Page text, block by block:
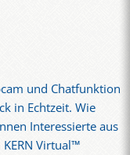
und Chatfunktion
in Echtzeit. Wie
Interessierte aus
Virtual™